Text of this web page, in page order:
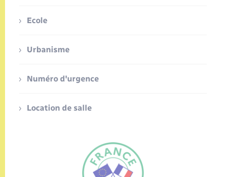
Ecole
Urbanisme
Numéro d'urgence
Location de salle